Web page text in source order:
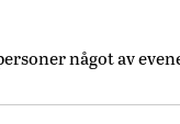
något av